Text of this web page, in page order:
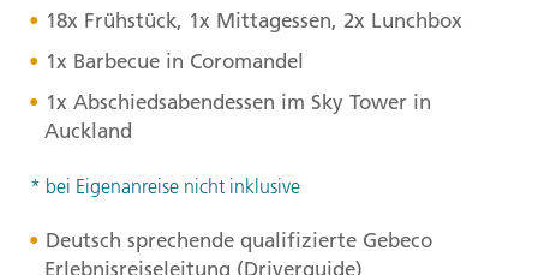
18x Frühstück, 1x Mittagessen, 2x Lunchbox
1x Barbecue in Coromandel
1x Abschiedsabendessen im Sky Tower in
Auckland
* bei Eigenanreise nicht inklusive
Deutsch sprechende qualifizierte Gebeco
Erlebnisreiseleitung (Driverguide)